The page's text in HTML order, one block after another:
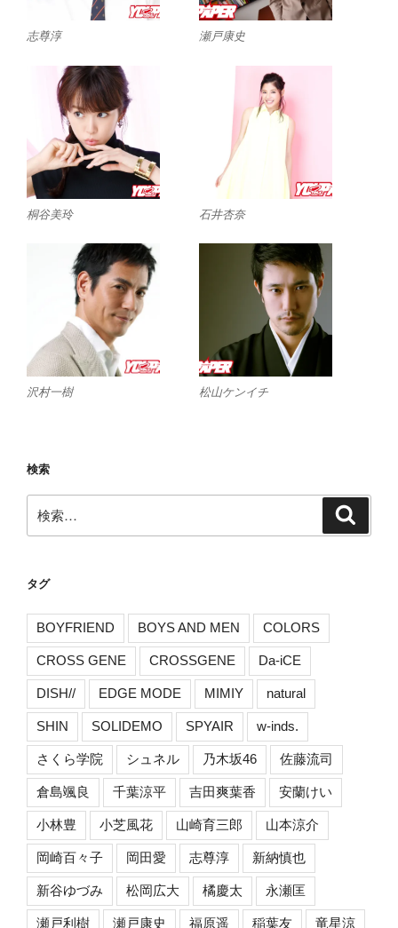
志尊淳 瀬戸康史
桐谷美玲 石井杏奈
沢村一樹 松山ケンイチ
検索
索:
タグ
BOYFRIEND BOYS AND MEN COLORS
CROSS GENE CROSSGENE Da-iCE
DISH// EDGE MODE MIMIY natural
SHIN SOLIDEMO SPYAIR w-inds.
さくら学院 シュネル 乃木坂46 佐藤流司
倉島颯良 千葉涼平 吉田爽葉香 安蘭けい
小林豊 小芝風花 山崎育三郎 山本涼介
岡崎百々子 岡田愛 志尊淳 新納慎也
新谷ゆづみ 松岡広大 橘慶太 永瀬匡
瀬戸利樹 瀬戸康史 福原遥 稲葉友 竜星涼